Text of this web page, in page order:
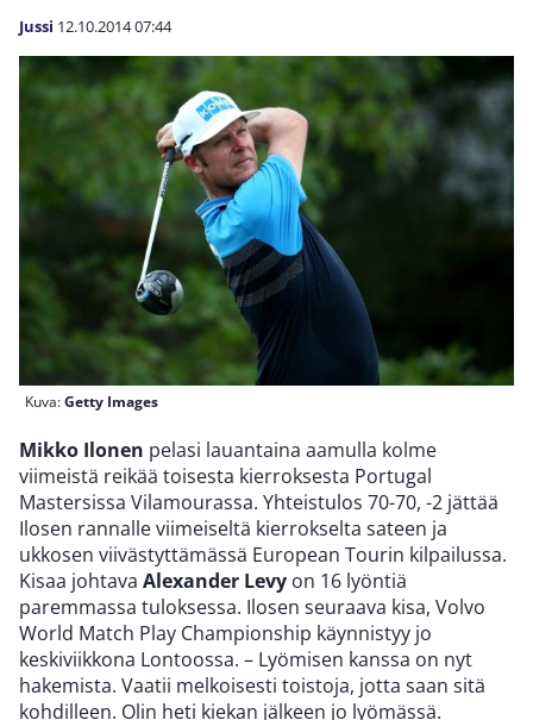
Jussi 12.10.201407:44
Kuva:Getty Images
Mikko Ilonen pelasi lauantaina aamulla kolme
viimeistä reikää toisesta kierroksesta Portugal
Mastersissa Vilamourassa. Yhteistulos 70-70, -2 jättää
Ilosen rannalle viimeiseltä kierrokselta sateen ja
ukkosen viivästyttämässä European Tourin kilpailussa.
Kisaa johtava Alexander Levy on 16 lyöntiä
paremmassa tuloksessa. Ilosen seuraava kisa, Volvo
World Match Play Championship käynnistyy jo
keskiviikkona Lontoossa. – Lyömisen kanssa on nyt
hakemista. Vaatii melkoisesti toistoja, jotta saan sitä
kohdilleen. Olin heti kiekan jälkeen jo lyömässä.